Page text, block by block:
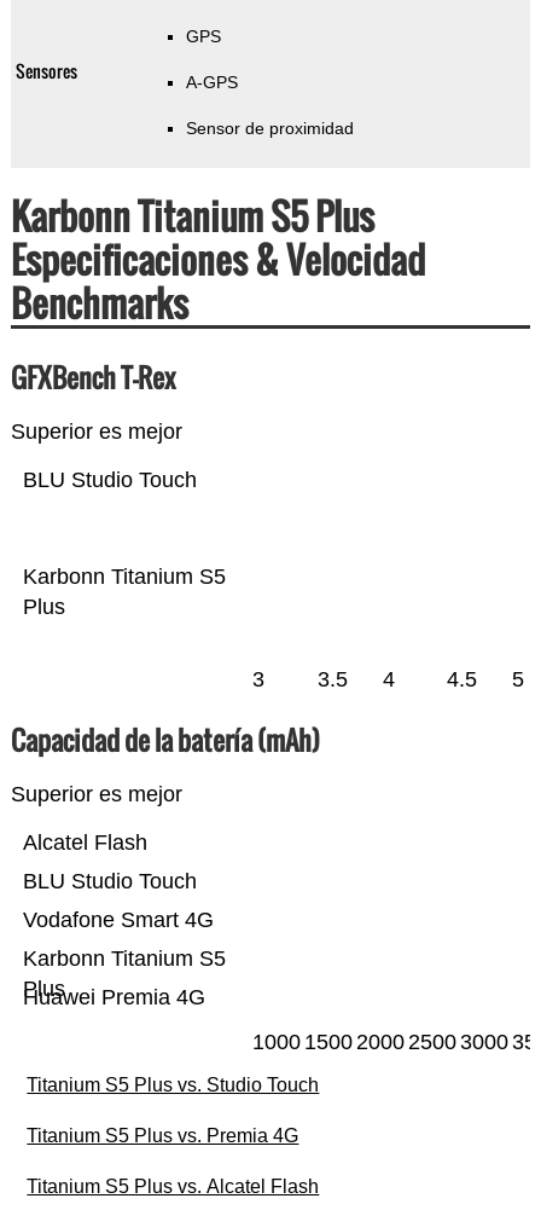
Sensores
GPS
A-GPS
Sensor de proximidad
Karbonn Titanium S5 Plus
Especificaciones & Velocidad
Benchmarks
GFXBench T-Rex
Superior es mejor
Karbonn Titanium S5
Plus
BLU Studio Touch
3 3.5 4 4.5 5
Capacidad de la batería (mAh)
Superior es mejor
Huawei Premia 4G
Karbonn Titanium S5
Plus
Vodafone Smart 4G
BLU Studio Touch
Alcatel Flash
1000 1500200025003000
Titanium S5 Plus vs. Studio Touch
Titanium S5 Plus vs. Premia 4G
Titanium S5 Plus vs. Alcatel Flash